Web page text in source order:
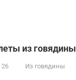
из говядины
26 Из говядины